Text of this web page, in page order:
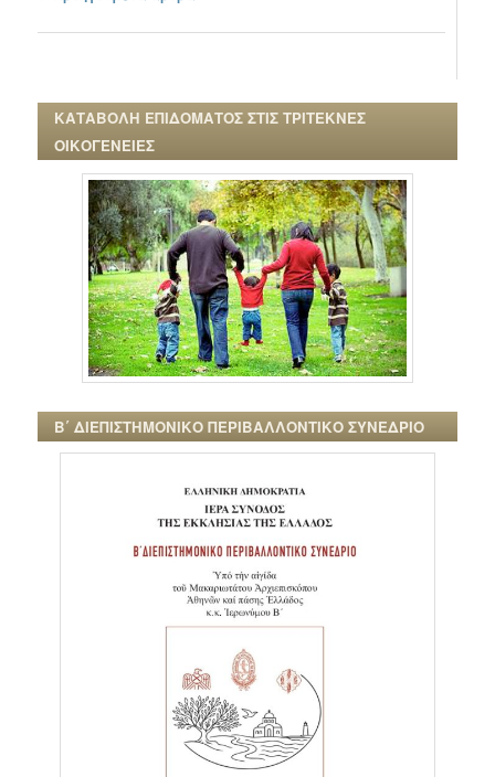
ΚΑΤΑΒΟΛΗ ΕΠΙΔΟΜΑΤΟΣ ΣΤΙΣ ΤΡΙΤΕΚΝΕΣ
ΟΙΚΟΓΕΝΕΙΕΣ
Β΄ ΔΙΕΠΙΣΤΗΜΟΝΙΚΟ ΠΕΡΙΒΑΛΛΟΝΤΙΚΟ ΣΥΝΕΔΡΙΟ